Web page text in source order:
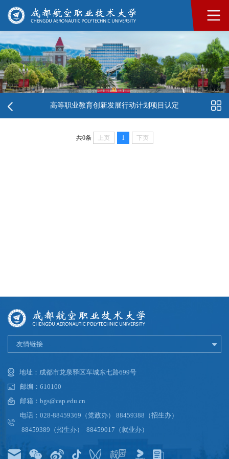
高等职业教育创新发展行动计划项目认定
共0条 上页 1 下页
友情链接
地址：成都市龙泉驿区车城东七路699号
邮编：610100
邮箱：bgs@cap.edu.cn
电话：028-88459369（党政办） 88459388（招生办）
88459389（招生办） 88459017（就业办）